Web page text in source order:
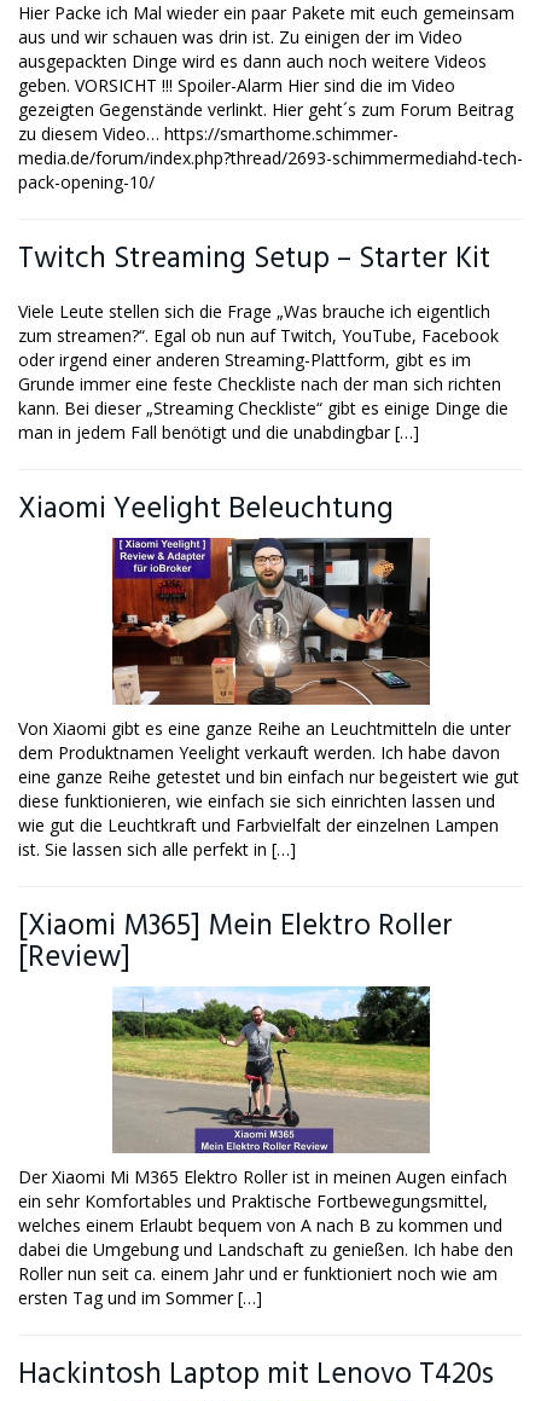
Hier Packe ich Mal wieder ein paar Pakete mit euch gemeinsam
aus und wir schauen was drin ist. Zu einigen der im Video
ausgepackten Dinge wird es dann auch noch weitere Videos
geben. VORSICHT !!! Spoiler-Alarm Hier sind die im Video
gezeigten Gegenstände verlinkt. Hier geht´s zum Forum Beitrag
zu diesem Video… https://smarthome.schimmer-
media.de/forum/index.php?thread/2693-schimmermediahd-tech-
pack-opening-10/
Twitch Streaming Setup – Starter Kit
Viele Leute stellen sich die Frage „Was brauche ich eigentlich
zum streamen?“. Egal ob nun auf Twitch, YouTube, Facebook
oder irgend einer anderen Streaming-Plattform, gibt es im
Grunde immer eine feste Checkliste nach der man sich richten
kann. Bei dieser „Streaming Checkliste“ gibt es einige Dinge die
man in jedem Fall benötigt und die unabdingbar […]
Xiaomi Yeelight Beleuchtung
Von Xiaomi gibt es eine ganze Reihe an Leuchtmitteln die unter
dem Produktnamen Yeelight verkauft werden. Ich habe davon
eine ganze Reihe getestet und bin einfach nur begeistert wie gut
diese funktionieren, wie einfach sie sich einrichten lassen und
wie gut die Leuchtkraft und Farbvielfalt der einzelnen Lampen
ist. Sie lassen sich alle perfekt in […]
[Xiaomi M365] Mein Elektro Roller
[Review]
Der Xiaomi Mi M365 Elektro Roller ist in meinen Augen einfach
ein sehr Komfortables und Praktische Fortbewegungsmittel,
welches einem Erlaubt bequem von A nach B zu kommen und
dabei die Umgebung und Landschaft zu genießen. Ich habe den
Roller nun seit ca. einem Jahr und er funktioniert noch wie am
ersten Tag und im Sommer […]
Hackintosh Laptop mit Lenovo T420s